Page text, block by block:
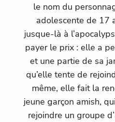
le nom du
adolescente de 17
jusque-là à
payer le prix : elle a
et une partie de sa
qu’elle tente de
même, elle fait la
jeune garçon amish,
rejoindre un groupe